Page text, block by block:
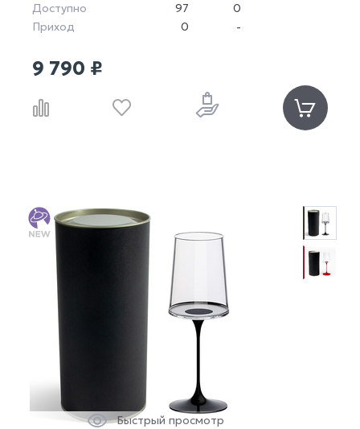
Доступно 97
0
Приход
0 -
9 790 ₽
Быстрый просмотр